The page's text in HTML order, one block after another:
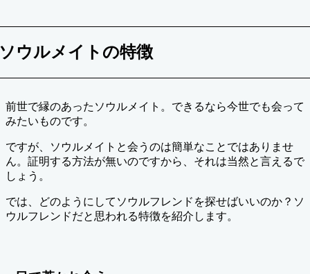
ウルメイトの特徴
前世で縁のあったソウルメイト。できるなら今世でも会って
みたいものです。
ですが、ソウルメイトと会うのは簡単なことではありませ
ん。証明する方法が無いのですから、それは当然と言えるで
しょう。
では、どのようにしてソウルフレンドを探せばいいのか？ソ
ウルフレンドだと思われる特徴を紹介します。